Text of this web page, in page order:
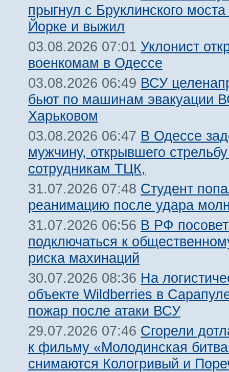
прыгнул с Бруклинского
Йорке и выжил
03.08.2026 07:01 Уклонист
военкомам в Одессе
03.08.2026 06:49 ВСУ
бьют по машинам эвакуации
Харьковом
03.08.2026 06:47 В Одессе
мужчину, открывшего
сотрудникам ТЦК,
31.07.2026 07:48 Студент
реанимацию после удара
31.07.2026 06:56 В РФ
подключаться к
риска махинаций
30.07.2026 08:36 На
объекте Wildberries в
пожар после атаки ВСУ
29.07.2026 07:46 Сгорели
к фильму «Молодинская
снимаются Кологривый и